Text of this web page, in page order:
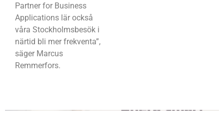
Partner for Business
Applications lär också
våra Stockholmsbesök i
närtid bli mer frekventa”,
säger Marcus
Remmerfors.